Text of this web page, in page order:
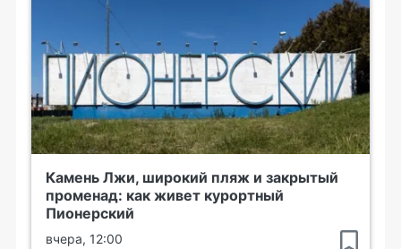
Камень Лжи, широкий пляж и закрытый
променад: как живет курортный
Пионерский
вчера, 12:00